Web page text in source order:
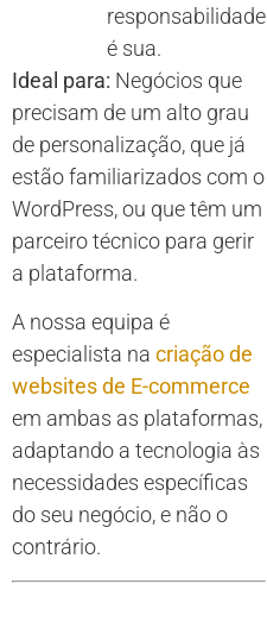
responsabilidade
é sua.
Ideal para: Negócios que
precisam de um alto grau
de personalização, que já
estão familiarizados com o
WordPress, ou que têm um
parceiro técnico para gerir
a plataforma.
A nossa equipa é
especialista na criação de
websites de E-commerce
em ambas as plataformas,
adaptando a tecnologia às
necessidades específicas
do seu negócio, e não o
contrário.